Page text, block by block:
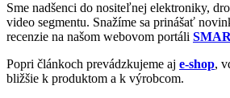
Sme nadšenci do nositeľnej elektroniky,
video segmentu. Snažíme sa prinášať
recenzie na našom webovom portáli
Popri článkoch prevádzkujeme aj e-shop,
bližšie k produktom a k výrobcom.